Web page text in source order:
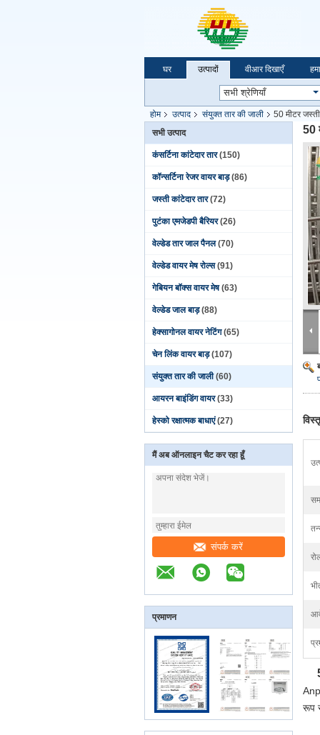
घर उत्पादों वीआर दिखाएँ
होम उत्पाद संयुक्त तार की जाली
50 मीटर
सभी उत्पाद
कंसर्टिना कांटेदार तार (150)
कॉन्सर्टिना रेजर वायर बाड़ (86)
जस्ती कांटेदार तार (72)
पुटंका एमजेडपी बैरियर (26)
वेल्डेड तार जाल पैनल (70)
वेल्डेड वायर मेष रोल्स (91)
गेबियन बॉक्स वायर मेष (63)
वेल्डेड जाल बाड़ (88)
हेक्सागोनल वायर नेटिंग (65)
चेन लिंक वायर बाड़ (107)
संयुक्त तार की जाली (60)
आयरन बाइंडिंग वायर (33)
हेस्को रक्षात्मक बाधाएं (27)
मैं अब ऑनलाइन चैट कर रहा हूँ
संपर्क करें
प्रमाणन
50
रूप